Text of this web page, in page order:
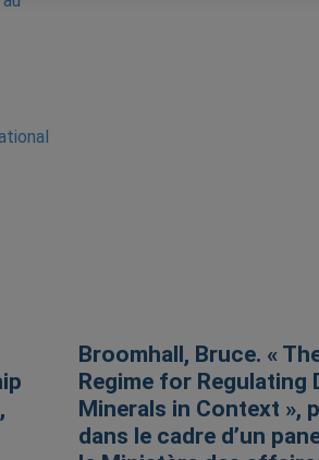
Broomhall, Bruce. «
Regime for Regulating
Minerals in Context »,
dans le cadre d’un